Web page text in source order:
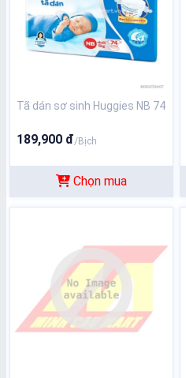
Tã dán sơ sinh Huggies NB 74
189,900 đ/Bịch
Chọn mua